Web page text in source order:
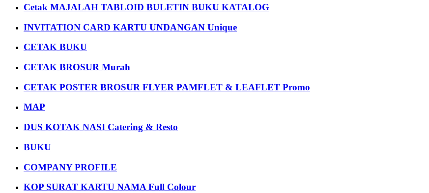
Cetak MAJALAH TABLOID BULETIN BUKU KATALOG
INVITATION CARD KARTU UNDANGAN Unique
CETAK BUKU
CETAK BROSUR Murah
CETAK POSTER BROSUR FLYER PAMFLET & LEAFLET Promo
MAP
DUS KOTAK NASI Catering & Resto
BUKU
COMPANY PROFILE
KOP SURAT KARTU NAMA Full Colour